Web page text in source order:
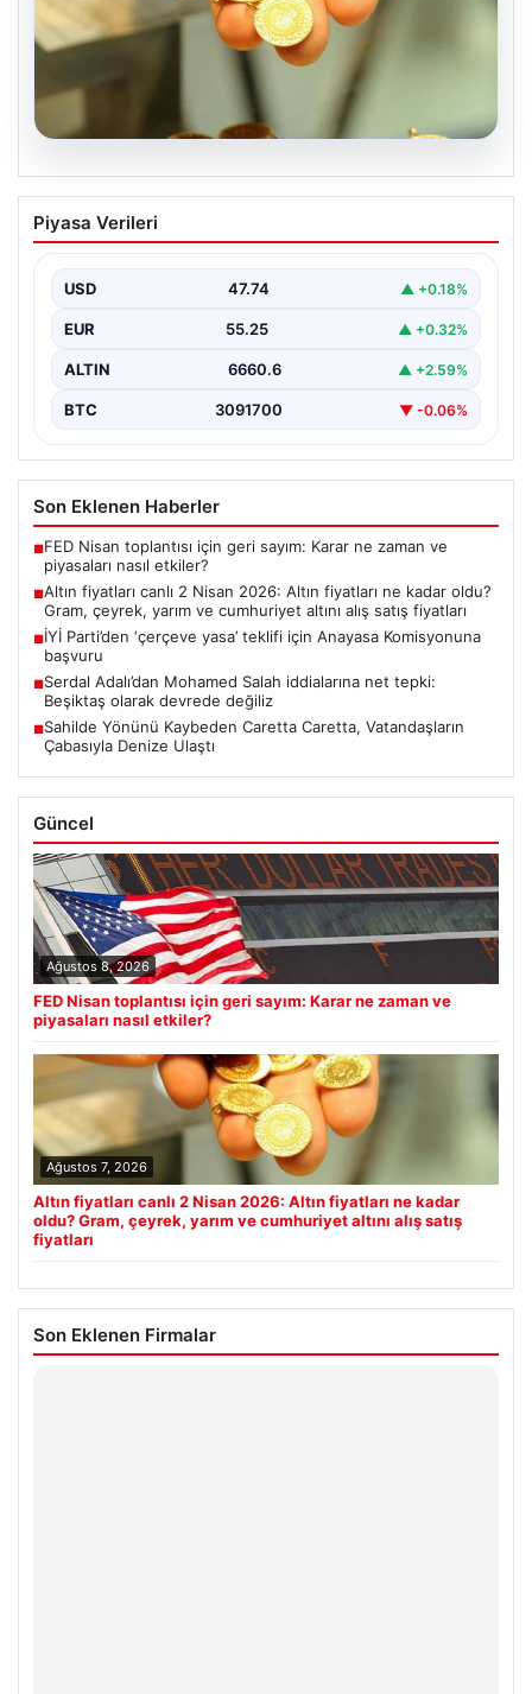
07.08.2026
Altın fiyatları canlı 2 Nisan 2026: Altın
fiyatları ne kadar oldu? Gram, çeyrek,
fiyatları
Piyasa Verileri
USD 47.74 ▲ +0.18%
EUR 55.25 ▲ +0.32%
ALTIN 6660.6 ▲ +2.59%
BTC 3091700 ▼ -0.06%
Son Eklenen Haberler
■FED Nisan toplantısı için geri sayım: Karar ne zaman ve
piyasaları nasıl etkiler?
■Altın fiyatları canlı 2 Nisan 2026: Altın fiyatları ne kadar oldu?
Gram, çeyrek, yarım ve cumhuriyet altını alış satış fiyatları
■İYİ Parti’den ‘çerçeve yasa’ teklifi için Anayasa Komisyonuna
başvuru
■Serdal Adalı’dan Mohamed Salah iddialarına net tepki:
Beşiktaş olarak devrede değiliz
■Sahilde Yönünü Kaybeden Caretta Caretta, Vatandaşların
Çabasıyla Denize Ulaştı
Güncel
Ağustos 8, 2026
FED Nisan toplantısı için geri sayım: Karar ne zaman ve
piyasaları nasıl etkiler?
Ağustos 7, 2026
Altın fiyatları canlı 2 Nisan 2026: Altın fiyatları ne kadar
oldu? Gram, çeyrek, yarım ve cumhuriyet altını alış satış
fiyatları
Son Eklenen Firmalar